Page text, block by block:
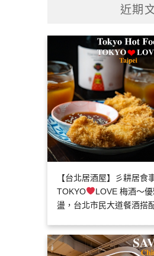
近期
【台北居酒屋】彡耕居食
TOKYO
LOVE 梅酒～
盪，台北市民大道餐酒搭